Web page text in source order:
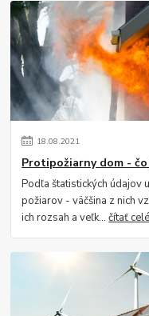
18.08.2021
Protipožiarny dom -
Podľa štatistických údajov
požiarov - väčšina z nich
ich rozsah a veľk...čítať celé